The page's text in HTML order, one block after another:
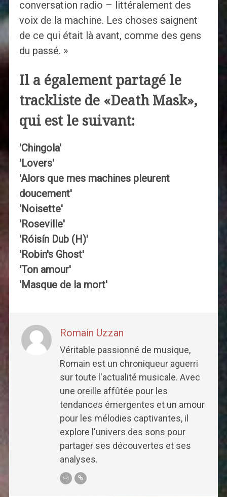
conversation radio – littéralement des
voix de la machine. Les choses saignent
de ce qui était là avant, comme des gens
du passé. »
Il a également partagé le
trackliste de «Death Mask»,
qui est le suivant:
'Chingola'
'Lovers'
'Alors que mes machines pleurent
doucement'
'Noisette'
'Roseville'
'Róisín Dub (H)'
'Robin's Ghost'
'Ton amour'
'Masque de la mort'
Romain Uzzan
Véritable passionné de musique,
Romain est un chroniqueur aguerri
sur toute l'actualité musicale. Avec
une oreille affûtée pour les
tendances émergentes et un amour
pour les mélodies captivantes, il
explore l'univers des sons pour
partager ses découvertes et ses
analyses.